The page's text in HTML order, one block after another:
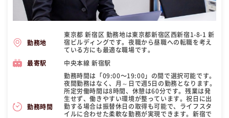
勤務地
東京都 新宿区 勤務地は東京都新宿区西新宿1-8-1 新
宿ビルディングです。夜職から昼職への転職を考え
ている方にも最適な職場です。
最寄駅 中央本線 新宿駅
勤務時間
勤務時間は「09:00〜19:00」の間で選択可能です。
夜間勤務はなく、月～日で週5日の勤務となります。
所定労働時間は8時間、休憩は60分です。残業は発
生せず、働きやすい環境が整っています。祝日に出
勤する場合は振替休日の取得も可能で、ライフスタ
イルに合わせた柔軟な勤務が実現できます。新宿で